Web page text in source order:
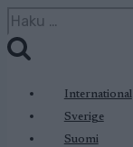
Siirry
sisältöön
Haku:
International
Sverige
Suomi